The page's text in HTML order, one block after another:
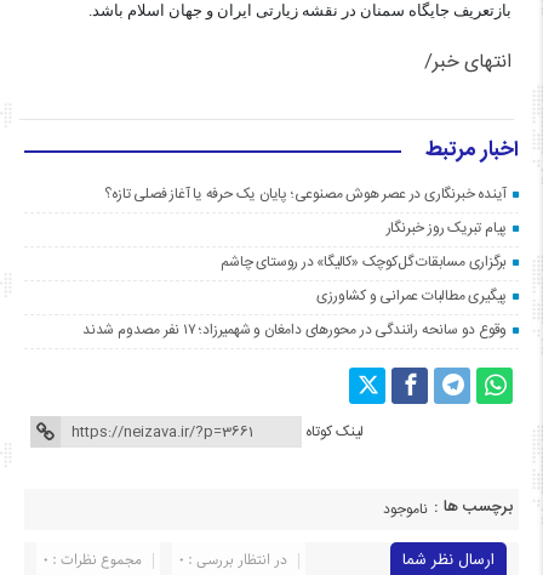
بازتعریف جایگاه سمنان در نقشه زیارتی ایران و جهان اسلام باشد.
انتهای خبر/
اخبار مرتبط
آینده خبرنگاری در عصر هوش مصنوعی؛ پایان یک حرفه یا آغاز فصلی تازه؟
پیام تبریک روز خبرنگار
برگزاری مسابقات گل‌کوچک «کالیگا» در روستای چاشم
پیگیری مطالبات عمرانی و کشاورزی
وقوع دو سانحه رانندگی در محورهای دامغان و شهمیرزاد؛ ۱۷ نفر مصدوم شدند
لینک کوتاه
برچسب ها : ناموجود
ارسال نظر شما مجموع نظرات : 0
در انتظار بررسی : 0